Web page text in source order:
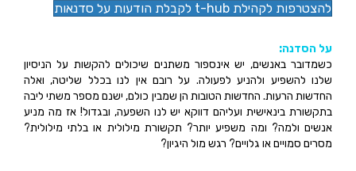
להצטרפות לקהילת t-hub לקבלת הודעות על סדנאות
על הסדנה:
כשמדובר באנשים, יש אינספור משתנים שיכולים להקשות על הניסיון
שלנו להשפיע ולהניע לפעולה. על רובם אין לנו בכלל שליטה, ואלה
החדשות הרעות. החדשות הטובות הן שמבין כולם, ישנם מספר משתי ליבה
בתקשורת בינאישית ועליהם דווקא יש לנו השפעה, ובגדול! אז מה מניע
אנשים ולמה? ומה משפיע יותר? תקשורת מילולית או בלתי מילולית?
מסרים סמויים או גלויים? רגש מול היגיון?